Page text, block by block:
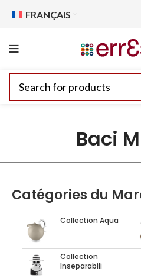
FRANÇAIS
Baci
Catégories du
Collection Aqua
Collection
Inseparabili